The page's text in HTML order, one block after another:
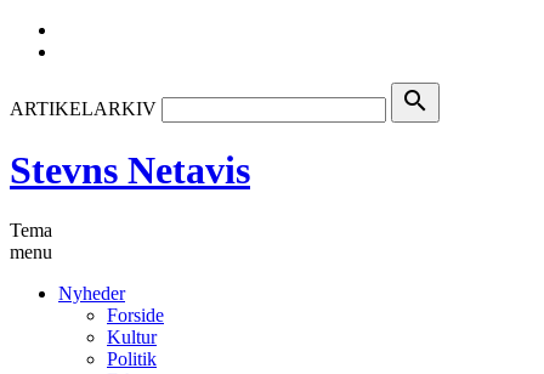
ARTIKELARKIV search
Stevns Netavis
Tema
menu
Nyheder
Forside
Kultur
Politik